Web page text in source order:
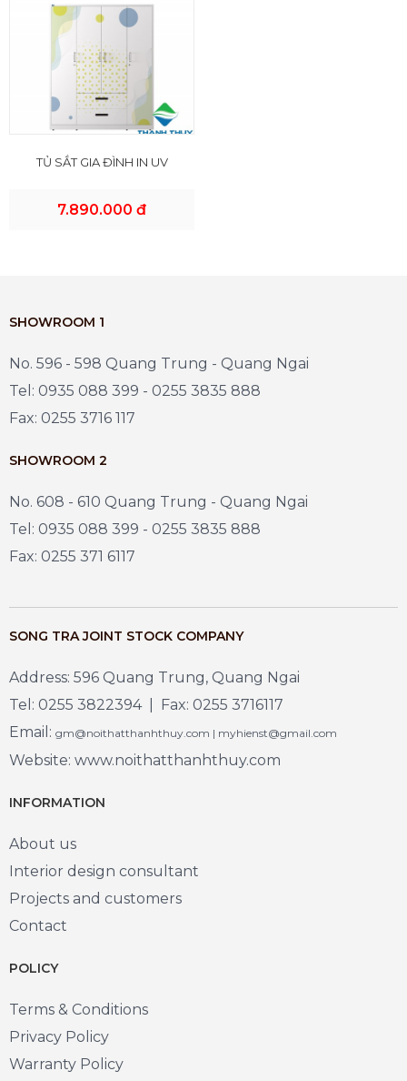
TỦ SẮT GIA ĐÌNH IN UV
7.890.000 đ
SHOWROOM 1
No. 596 - 598 Quang Trung - Quang Ngai
Tel: 0935 088 399 - 0255 3835 888
Fax: 0255 3716 117
SHOWROOM 2
No. 608 - 610 Quang Trung - Quang Ngai
Tel: 0935 088 399 - 0255 3835 888
Fax: 0255 371 6117
SONG TRA JOINT STOCK COMPANY
Address: 596 Quang Trung, Quang Ngai
Tel: 0255 3822394 | Fax: 0255 3716117
Email: gm@noithatthanhthuy.com | myhienst@gmail.com
Website: www.noithatthanhthuy.com
INFORMATION
About us
Interior design consultant
Projects and customers
Contact
POLICY
Terms & Conditions
Privacy Policy
Warranty Policy